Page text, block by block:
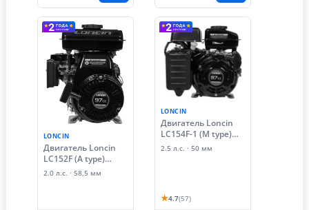
LONCIN
Двигатель Loncin
LC152F (A type)
D15.8
2.0 л.с. · 58,5 мм
LONCIN
Двигатель Loncin
LC154F-1 (M type)
D16
2.5 л.с. · 50 мм
★4.7(57)